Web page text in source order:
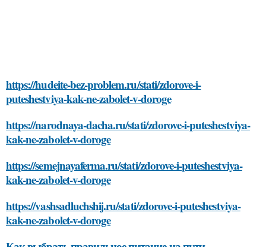
https://hudeite-bez-problem.ru/stati/zdorove-i-
puteshestviya-kak-ne-zabolet-v-doroge
https://narodnaya-dacha.ru/stati/zdorove-i-puteshestviya-
kak-ne-zabolet-v-doroge
https://semejnayaferma.ru/stati/zdorove-i-puteshestviya-
kak-ne-zabolet-v-doroge
https://vashsadluchshij.ru/stati/zdorove-i-puteshestviya-
kak-ne-zabolet-v-doroge